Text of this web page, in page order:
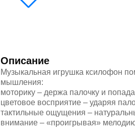
Описание
Музыкальная игрушка ксилофон
мышления:
моторику – держа палочку и
цветовое восприятие – ударяя
тактильные ощущения –
внимание – «проигрывая»